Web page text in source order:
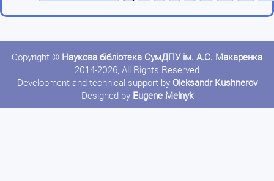
Copyright © Наукова бібліотека СумДПУ ім. А.С. Макаренка
2014-2026, All Rights Reserved
Development and technical support by Oleksandr Kushnerov
Designed by Eugene Melnyk